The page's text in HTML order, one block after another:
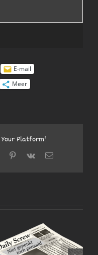
E-mail
Meer
Your Platform!
TumblrPinterest
Vk
E-